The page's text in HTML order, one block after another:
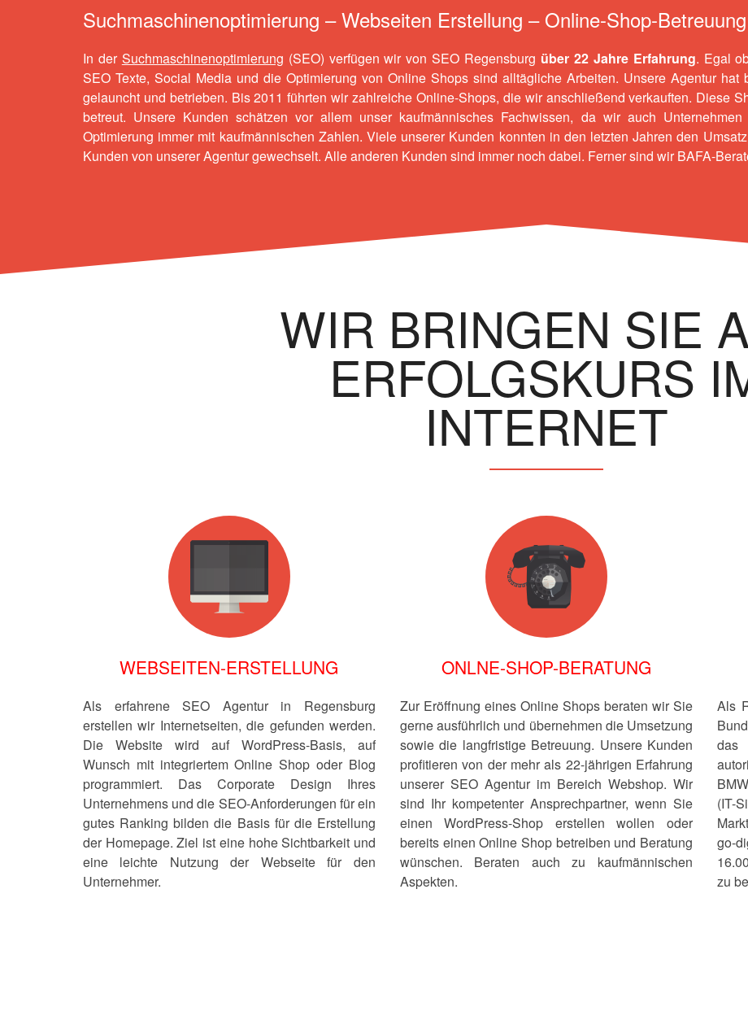
Suchmaschinenoptimierung – Webseiten Erstellung – Online-Shop-
In der Suchmaschinenoptimierung (SEO) verfügen wir von SEO Regensburg über 22 Jahre Erfahrung. Egal
SEO Texte, Social Media und die Optimierung von Online Shops sind alltägliche Arbeiten. Unsere Agentur
gelauncht und betrieben. Bis 2011 führten wir zahlreiche Online-Shops, die wir anschließend verkauften. Diese
betreut. Unsere Kunden schätzen vor allem unser kaufmännisches Fachwissen, da wir auch
Optimierung immer mit kaufmännischen Zahlen. Viele unserer Kunden konnten in den letzten Jahren den
Kunden von unserer Agentur gewechselt. Alle anderen Kunden sind immer noch dabei. Ferner sind wir BAFA-
WIR BRINGEN SIE
ERFOLGSKURS
INTERNET
WEBSEITEN-ERSTELLUNG
Als erfahrene SEO Agentur in Regensburg
erstellen wir Internetseiten, die gefunden werden.
Die Website wird auf WordPress-Basis, auf
Wunsch mit integriertem Online Shop oder Blog
programmiert. Das Corporate Design Ihres
Unternehmens und die SEO-Anforderungen für ein
gutes Ranking bilden die Basis für die Erstellung
der Homepage. Ziel ist eine hohe Sichtbarkeit und
eine leichte Nutzung der Webseite für den
Unternehmer.
ONLNE-SHOP-BERATUNG
Zur Eröffnung eines Online Shops beraten wir Sie
gerne ausführlich und übernehmen die Umsetzung
sowie die langfristige Betreuung. Unsere Kunden
profitieren von der mehr als 22-jährigen Erfahrung
unserer SEO Agentur im Bereich Webshop. Wir
sind Ihr kompetenter Ansprechpartner, wenn Sie
einen WordPress-Shop erstellen wollen oder
bereits einen Online Shop betreiben und Beratung
wünschen. Beraten auch zu kaufmännischen
Aspekten.
Als
das
go-
zu